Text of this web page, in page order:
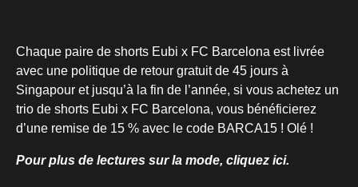
Chaque paire de shorts Eubi x FC Barcelona est livrée
avec une politique de retour gratuit de 45 jours à
Singapour et jusqu’à la fin de l’année, si vous achetez un
trio de shorts Eubi x FC Barcelona, vous bénéficierez
d’une remise de 15 % avec le code BARCA15 ! Olé !
Pour plus de lectures sur la mode, cliquez ici.